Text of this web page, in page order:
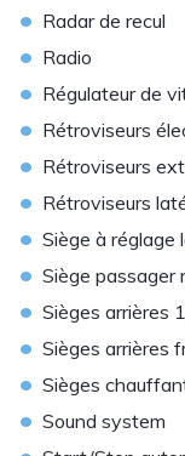
• Radar de recul
• Radio
• Régulateur de
• Rétroviseurs
• Rétroviseurs
• Rétroviseurs
• Siège à réglage
• Siège passager
• Sièges arrières
• Sièges arrières
• Sièges
• Sound system